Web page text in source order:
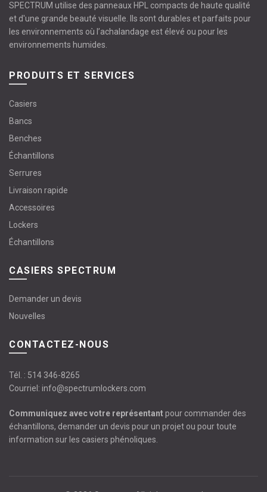
SPECTRUM utilise des panneaux HPL compacts de haute qualité
et d'une grande beauté visuelle. Ils sont durables et parfaits pour
les environnements où l’achalandage est élevé ou pour les
environnements humides.
PRODUITS ET SERVICES
Casiers
Bancs
Benches
Échantillons
Serrures
Livraison rapide
Accessoires
Lockers
Échantillons
CASIERS SPECTRUM
Demander un devis
Nouvelles
CONTACTEZ-NOUS
Tél. : 514 346-8265
Courriel: info@spectrumlockers.com
Communiquez avec votre représentantpour commander des
échantillons, demander un devis pour un projet ou pour toute
information sur les casiers phénoliques.